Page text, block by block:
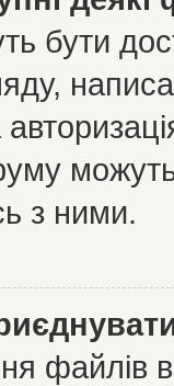
бути
з ними.
файлів